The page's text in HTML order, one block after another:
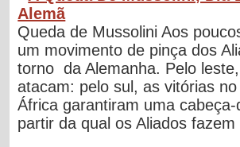
Alemã
Queda de Mussolini Aos
um movimento de pinça dos
torno da Alemanha. Pelo
atacam: pelo sul, as vitórias
África garantiram uma
partir da qual os Aliados fazem